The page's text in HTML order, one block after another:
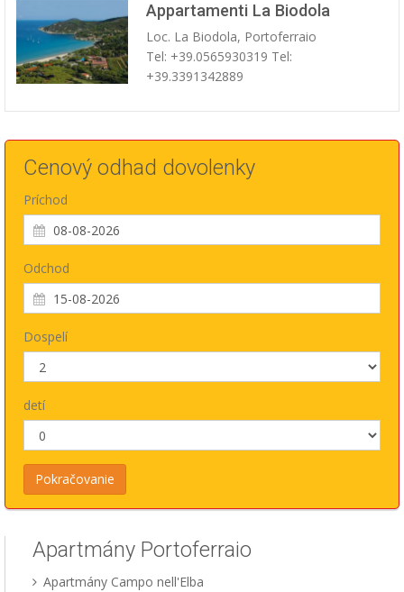
Appartamenti La Biodola
Loc. La Biodola, Portoferraio
Tel: +39.0565930319 Tel:
+39.3391342889
Cenový odhad dovolenky
Príchod
Odchod
Dospelí
detí
Apartmány Portoferraio
Apartmány Campo nell'Elba